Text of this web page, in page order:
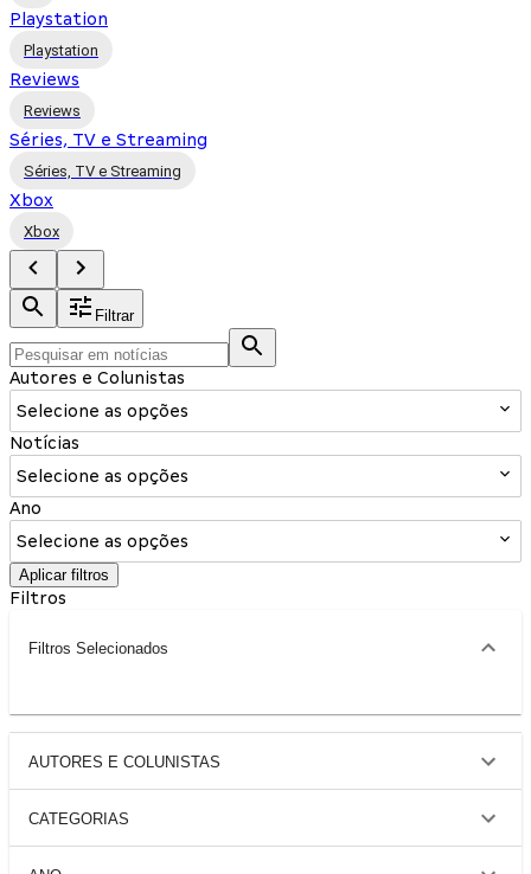
Playstation
Playstation
Reviews
Reviews
Séries, TV e Streaming
Séries, TV e Streaming
Xbox
Xbox
Filtrar
Autores e Colunistas
Selecione as opções
Notícias
Selecione as opções
Ano
Selecione as opções
Aplicar filtros
Filtros
Filtros Selecionados
AUTORES E COLUNISTAS
CATEGORIAS